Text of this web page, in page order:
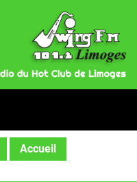
Accueil